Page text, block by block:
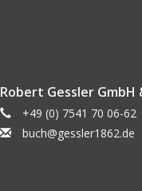
Robert Gessler GmbH
+49 (0) 7541 70 06-62
buch@gessler1862.de